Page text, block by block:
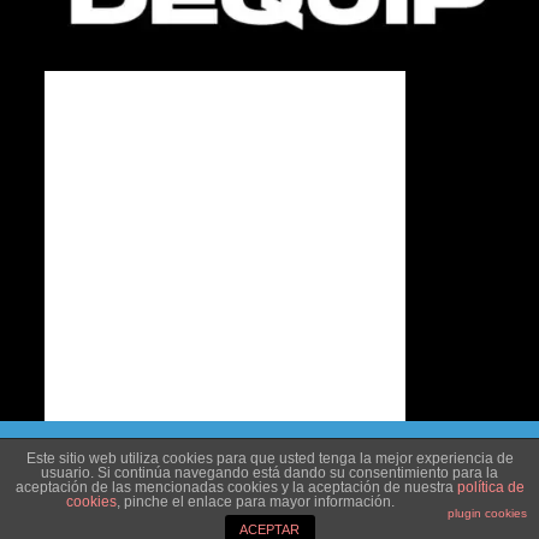
Este sitio web utiliza cookies para que usted tenga la mejor experiencia de
usuario. Si continúa navegando está dando su consentimiento para la
aceptación de las mencionadas cookies y la aceptación de nuestra política de
cookies, pinche el enlace para mayor información.
plugin cookies
ACEPTAR
¡Visita nuestras tiendas en Palencia y Aguilar de Campoo
y descubre nuestras ofertas!